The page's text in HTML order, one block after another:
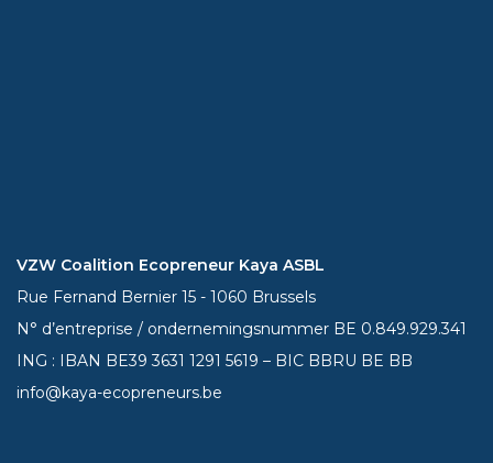
VZW Coalition Ecopreneur Kaya ASBL
Rue Fernand Bernier 15 - 1060 Brussels
N° d’entreprise / ondernemingsnummer BE 0.849.929.341
ING : IBAN BE393631 1291 5619 – BIC BBRU BE BB
info@kaya-ecopreneurs.be